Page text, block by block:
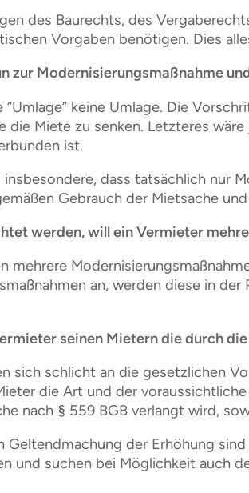
des Baurechts, des
Vorgaben benötigen. Dies
zur Modernisierungsmaßnahme
keine Umlage. Die
die Miete zu senken. Letzteres
ist.
dass tatsächlich nur
Gebrauch der Mietsache
werden, will ein Vermieter
mehrere
an, werden diese in
seinen Mietern die durch
sich schlicht an die gesetzlichen
die Art und der
nach § 559 BGB verlangt wird,
Geltendmachung der Erhöhung
und suchen bei Möglichkeit auch